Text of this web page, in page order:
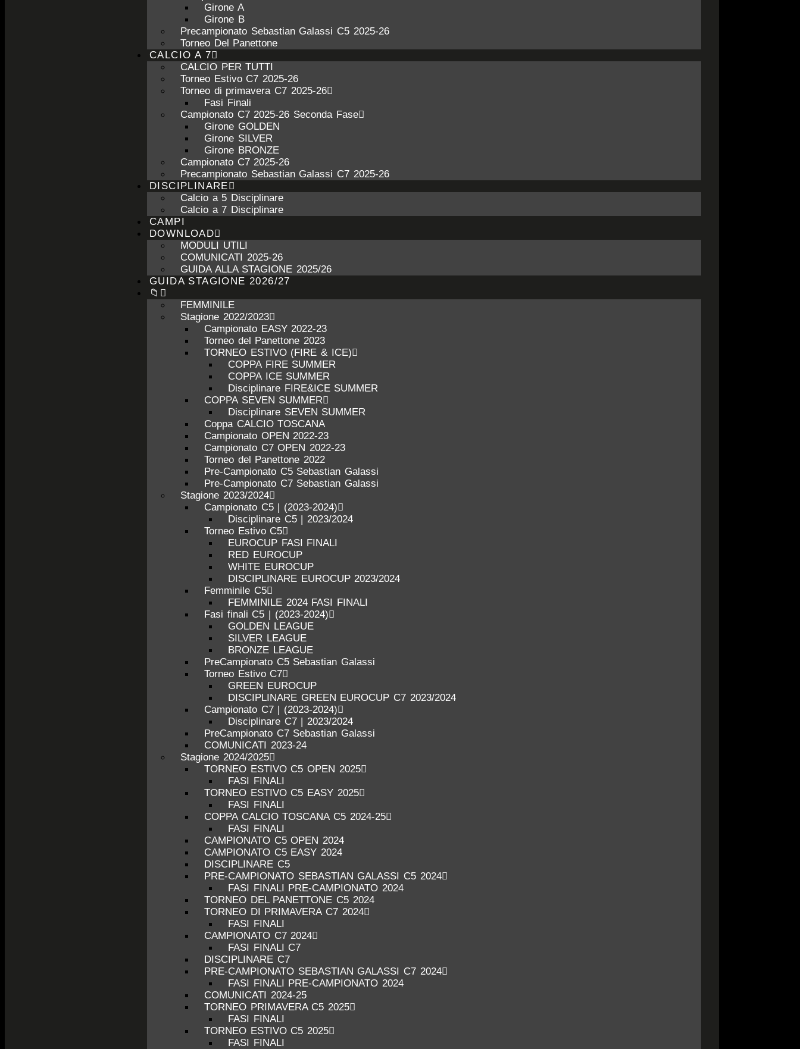
Girone A
Girone B
Precampionato Sebastian Galassi C5 2025-26
Torneo Del Panettone
CALCIO A 7
CALCIO PER TUTTI
Torneo Estivo C7 2025-26
Torneo di primavera C7 2025-26
Fasi Finali
Campionato C7 2025-26 Seconda Fase
Girone GOLDEN
Girone SILVER
Girone BRONZE
Campionato C7 2025-26
Precampionato Sebastian Galassi C7 2025-26
DISCIPLINARE
Calcio a 5 Disciplinare
Calcio a 7 Disciplinare
CAMPI
DOWNLOAD
MODULI UTILI
COMUNICATI 2025-26
GUIDA ALLA STAGIONE 2025/26
GUIDA STAGIONE 2026/27
📁
FEMMINILE
Stagione 2022/2023
Campionato EASY 2022-23
Torneo del Panettone 2023
TORNEO ESTIVO (FIRE & ICE)
COPPA FIRE SUMMER
COPPA ICE SUMMER
Disciplinare FIRE&ICE SUMMER
COPPA SEVEN SUMMER
Disciplinare SEVEN SUMMER
Coppa CALCIO TOSCANA
Campionato OPEN 2022-23
Campionato C7 OPEN 2022-23
Torneo del Panettone 2022
Pre-Campionato C5 Sebastian Galassi
Pre-Campionato C7 Sebastian Galassi
Stagione 2023/2024
Campionato C5 | (2023-2024)
Disciplinare C5 | 2023/2024
Torneo Estivo C5
EUROCUP FASI FINALI
RED EUROCUP
WHITE EUROCUP
DISCIPLINARE EUROCUP 2023/2024
Femminile C5
FEMMINILE 2024 FASI FINALI
Fasi finali C5 | (2023-2024)
GOLDEN LEAGUE
SILVER LEAGUE
BRONZE LEAGUE
PreCampionato C5 Sebastian Galassi
Torneo Estivo C7
GREEN EUROCUP
DISCIPLINARE GREEN EUROCUP C7 2023/2024
Campionato C7 | (2023-2024)
Disciplinare C7 | 2023/2024
PreCampionato C7 Sebastian Galassi
COMUNICATI 2023-24
Stagione 2024/2025
TORNEO ESTIVO C5 OPEN 2025
FASI FINALI
TORNEO ESTIVO C5 EASY 2025
FASI FINALI
COPPA CALCIO TOSCANA C5 2024-25
FASI FINALI
CAMPIONATO C5 OPEN 2024
CAMPIONATO C5 EASY 2024
DISCIPLINARE C5
PRE-CAMPIONATO SEBASTIAN GALASSI C5 2024
FASI FINALI PRE-CAMPIONATO 2024
TORNEO DEL PANETTONE C5 2024
TORNEO DI PRIMAVERA C7 2024
FASI FINALI
CAMPIONATO C7 2024
FASI FINALI C7
DISCIPLINARE C7
PRE-CAMPIONATO SEBASTIAN GALASSI C7 2024
FASI FINALI PRE-CAMPIONATO 2024
COMUNICATI 2024-25
TORNEO PRIMAVERA C5 2025
FASI FINALI
TORNEO ESTIVO C5 2025
FASI FINALI